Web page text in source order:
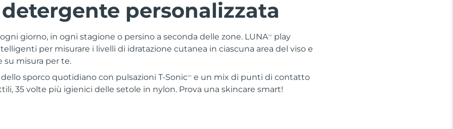
personalizzata
giorno, in ogni stagione o persino a seconda delle zone. LUNATM
play
per misurare i livelli di idratazione cutanea in ciascuna area del viso e
su misura per te.
sporco quotidiano con pulsazioni T-SonicTM
e un mix di punti di contatto
35 volte più igienici delle setole in nylon. Prova una skincare smart!